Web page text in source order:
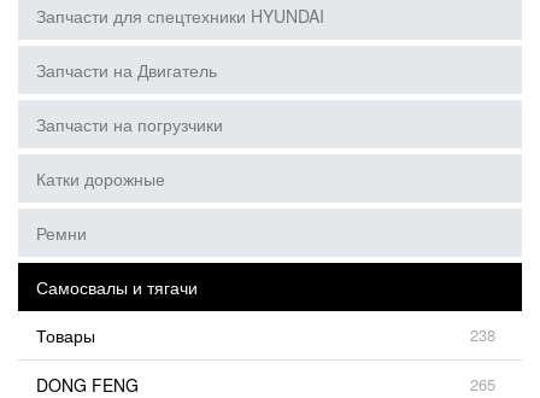
Запчасти для спецтехники HYUNDAI
Запчасти на Двигатель
Запчасти на погрузчики
Катки дорожные
Ремни
Самосвалы и тягачи
Товары
238
DONG FENG 265